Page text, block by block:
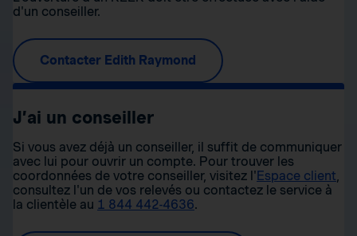
d'un conseiller.
Contacter Edith Raymond
J’ai un conseiller
Si vous avez déjà un conseiller, il suffit de communiquer
avec lui pour ouvrir un compte. Pour trouver les
coordonnées de votre conseiller, visitez l' Espace client,
consultez l'un de vos relevés ou contactez le service à
la clientèle au 1 844 442-4636.